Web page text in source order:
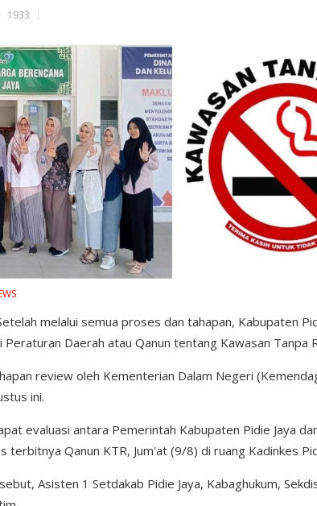
1933
melalui semua proses dan tahapan, Kabupaten
Daerah atau Qanun tentang Kawasan Tanpa
review oleh Kementerian Dalam Negeri
ini.
evaluasi antara Pemerintah Kabupaten Pidie Jaya
Qanun KTR, Jum'at (9/8) di ruang Kadinkes
Asisten 1 Setdakab Pidie Jaya, Kabaghukum,